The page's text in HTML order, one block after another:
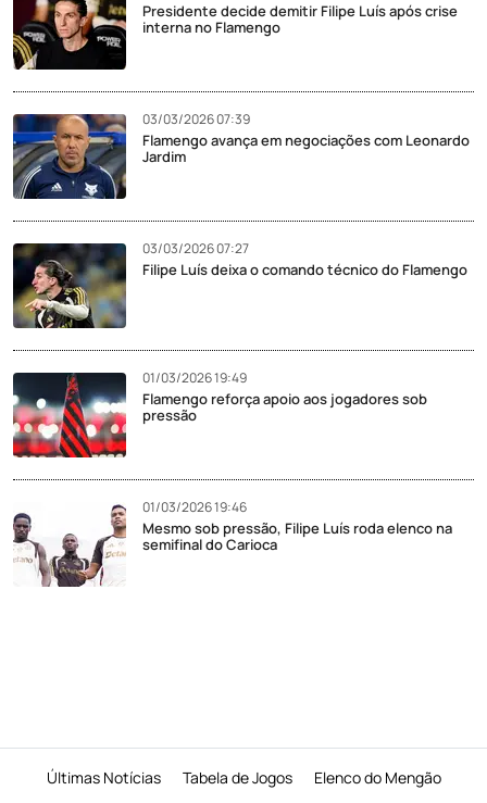
Presidente decide demitir Filipe Luís após crise
interna no Flamengo
03/03/2026 07:39
Flamengo avança em negociações com Leonardo
Jardim
03/03/2026 07:27
Filipe Luís deixa o comando técnico do Flamengo
01/03/2026 19:49
Flamengo reforça apoio aos jogadores sob
pressão
01/03/2026 19:46
Mesmo sob pressão, Filipe Luís roda elenco na
semifinal do Carioca
Últimas Notícias Tabela de Jogos Elenco do Mengão